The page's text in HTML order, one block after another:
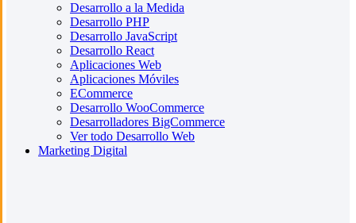
Desarrollo a la Medida
Desarrollo PHP
Desarrollo JavaScript
Desarrollo React
Aplicaciones Web
Aplicaciones Móviles
ECommerce
Desarrollo WooCommerce
Desarrolladores BigCommerce
Ver todo Desarrollo Web
Marketing Digital